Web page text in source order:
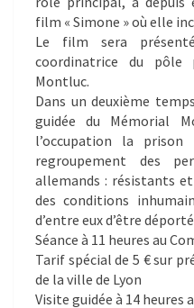
film « Simone » où elle
Le film sera
coordinatrice du pôle
Montluc.
Dans un deuxième
guidée du Mémorial
l’occupation la
regroupement des
allemands : résistants
des conditions
d’entre eux d’être
Séance à 11 heures au
Tarif spécial de 5 € sur
de la ville de Lyon
Visite guidée à 14 heures